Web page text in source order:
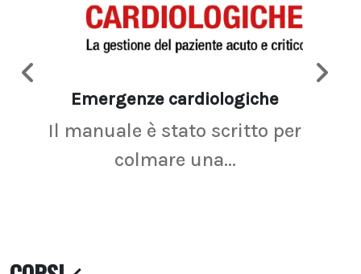
Emergenze cardiologiche
Il manuale è stato scritto per
colmare una...